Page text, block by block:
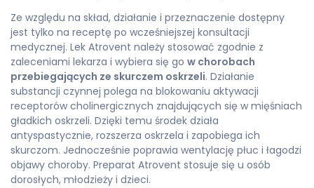
Ze względu na skład, działanie i przeznaczenie dostępny
jest tylko na receptę po wcześniejszej konsultacji
medycznej. Lek Atrovent należy stosować zgodnie z
zaleceniami lekarza i wybiera się go w chorobach
przebiegających ze skurczem oskrzeli. Działanie
substancji czynnej polega na blokowaniu aktywacji
receptorów cholinergicznych znajdujących się w mięśniach
gładkich oskrzeli. Dzięki temu środek działa
antyspastycznie, rozszerza oskrzela i zapobiega ich
skurczom. Jednocześnie poprawia wentylację płuc i łagodzi
objawy choroby. Preparat Atrovent stosuje się u osób
dorosłych, młodzieży i dzieci.